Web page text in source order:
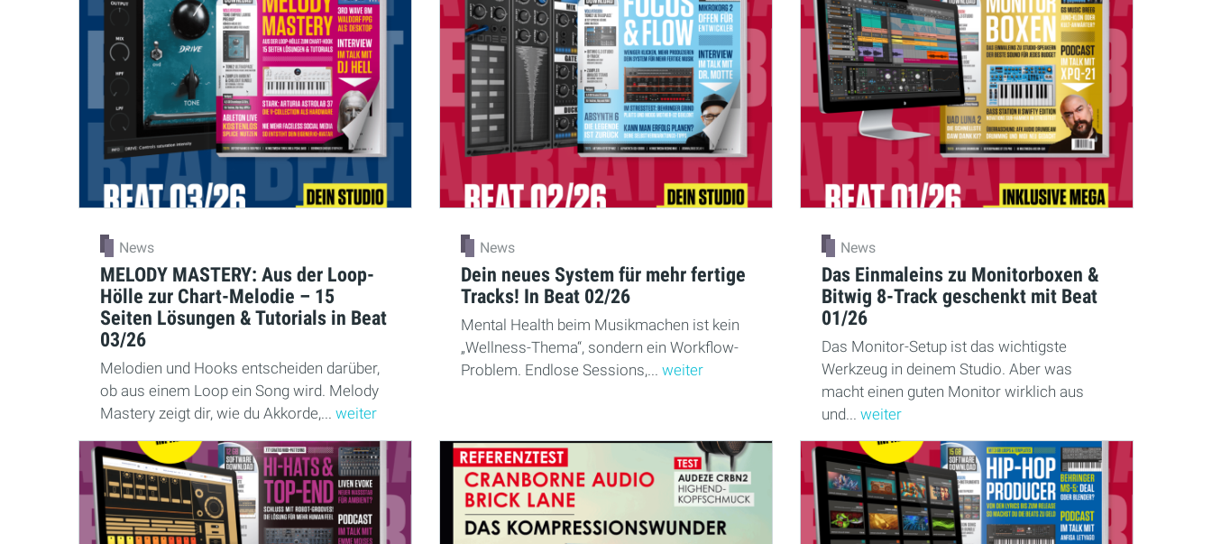
News
MELODY MASTERY: Aus der Loop-
Hölle zur Chart-Melodie – 15
Seiten Lösungen & Tutorials in Beat
03/26
Melodien und Hooks entscheiden darüber,
ob aus einem Loop ein Song wird. Melody
Mastery zeigt dir, wie du Akkorde,... weiter
News
Dein neues System für mehr fertige
Tracks! In Beat 02/26
Mental Health beim Musikmachen ist kein
„Wellness-Thema“, sondern ein Workflow-
Problem. Endlose Sessions,... weiter
News
Das Einmaleins zu Monitorboxen &
Bitwig 8-Track geschenkt mit Beat
01/26
Das Monitor-Setup ist das wichtigste
Werkzeug in deinem Studio. Aber was
macht einen guten Monitor wirklich aus
und... weiter